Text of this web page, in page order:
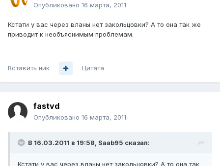
Опубликовано 16 марта, 2011
Кстати у вас через вланы нет закольцовки? А то она так же
приводит к необъяснимым проблемам.
Вставить ник Цитата
fastvd
Опубликовано 16 марта, 2011
В 16.03.2011 в 19:58, Saab95 сказал:
Кстати у вас через вланы нет закольцовки? А то она так